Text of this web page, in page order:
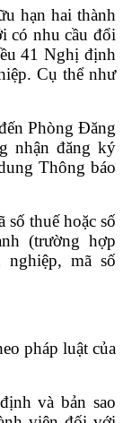
hạn hai thành
có nhu cầu đổi
41 Nghị định
Cụ thể như
Phòng Đăng
nhận đăng ký
Thông báo
số thuế hoặc số
(trường hợp
nghiệp, mã số
pháp luật của
và bản sao